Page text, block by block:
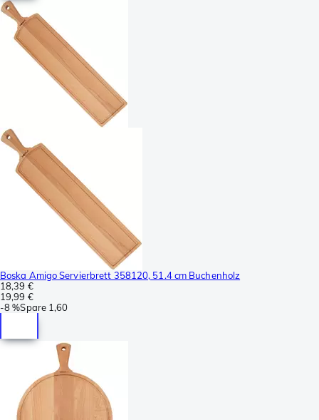
Boska Amigo Servierbrett 358120, 51.4 cm Buchenholz
18,39 €
19,99 €
-8 %Spare 1,60